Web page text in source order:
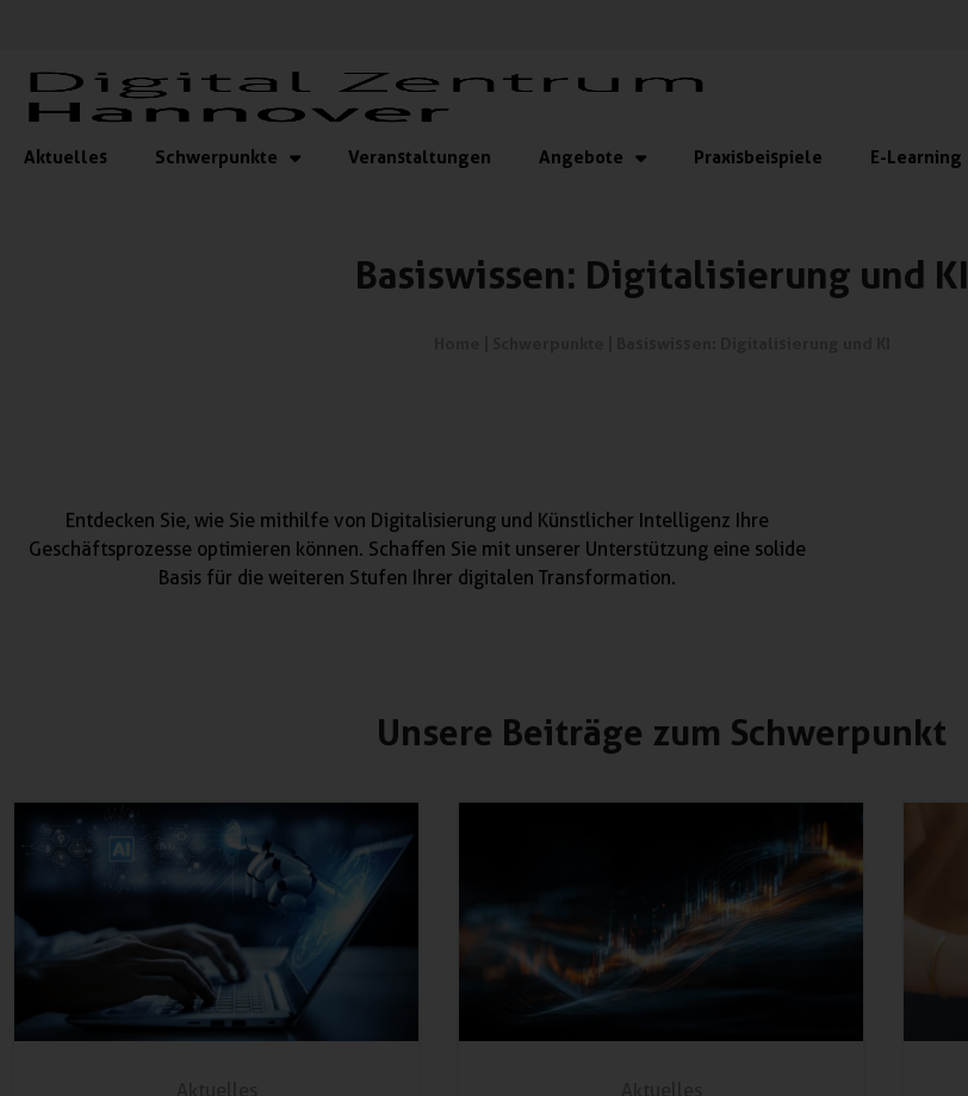
Aktuelles Schwerpunkte Veranstaltungen Angebote Praxisbeispiele E-Learning
Basiswissen: Digitalisierung und KI
Entdecken Sie, wie Sie mithilfe von Digitalisierung und Künstlicher Intelligenz Ihre
Geschäftsprozesse optimieren können. Schaffen Sie mit unserer Unterstützung eine solide
Basis für die weiteren Stufen Ihrer digitalen Transformation.
Unsere Beiträge zum Schwerpunkt